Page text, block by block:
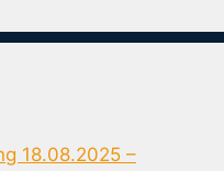
18.08.2025 –